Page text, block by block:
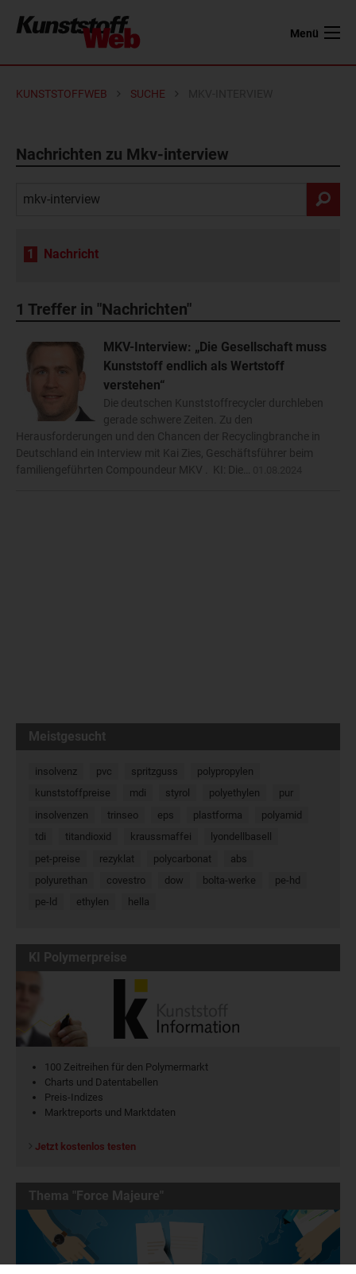
Menü
KUNSTSTOFFWEB SUCHE
Nachrichten zu Mkv-interview
1 Nachricht
1 Treffer in "Nachrichten"
MKV-Interview: „Die Gesellschaft muss
Kunststoff endlich als Wertstoff
verstehen“
Die deutschen Kunststoffrecycler durchleben
gerade schwere Zeiten. Zu den
Herausforderungen und den Chancen der Recyclingbranche in
Deutschland ein Interview mit Kai Zies, Geschäftsführer beim
familiengeführten Compoundeur MKV . KI: Die…
Meistgesucht
insolvenz pvc spritzguss
polypropylen
kunststoffpreise
mdi styrol polyethylen
pur
insolvenzen
trinseo eps plastforma
polyamid
tdi
titandioxid kraussmaffei
lyondellbasell
pet-preise
rezyklat polycarbonat
abs
polyurethan
covestro dow bolta-werke
pe-hd
pe-ld
ethylen hella
KI Polymerpreise
100 Zeitreihen für den Polymermarkt
Charts und Datentabellen
Preis-Indizes
Marktreports und Marktdaten
Jetzt kostenlos testen
Thema "Force Majeure"